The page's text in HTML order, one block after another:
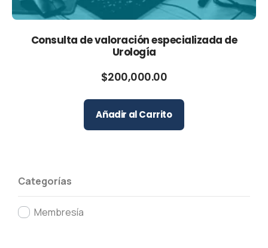
Categorías
Membresía
Consulta de valoración especializada de
Urología
$200,000.00
Añadir al Carrito